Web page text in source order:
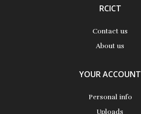
RCICT
Contact us
About us
YOUR ACCOUNT
Personal info
Uploads